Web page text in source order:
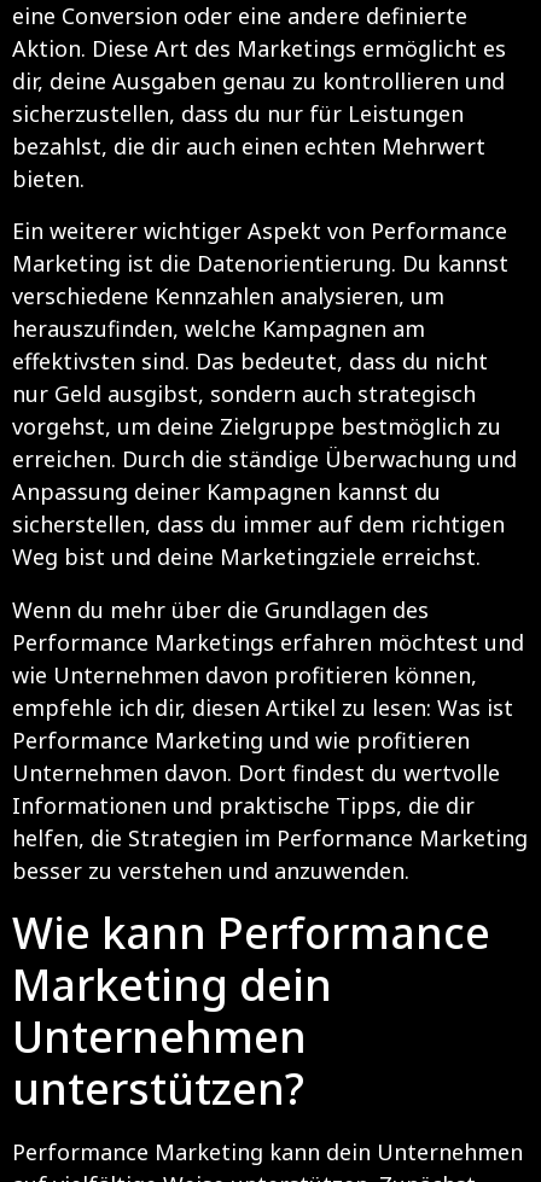
eine Conversion oder eine andere definierte
Aktion. Diese Art des Marketings ermöglicht es
dir, deine Ausgaben genau zu kontrollieren und
sicherzustellen, dass du nur für Leistungen
bezahlst, die dir auch einen echten Mehrwert
bieten.
Ein weiterer wichtiger Aspekt von Performance
Marketing ist die Datenorientierung. Du kannst
verschiedene Kennzahlen analysieren, um
herauszufinden, welche Kampagnen am
effektivsten sind. Das bedeutet, dass du nicht
nur Geld ausgibst, sondern auch strategisch
vorgehst, um deine Zielgruppe bestmöglich zu
erreichen. Durch die ständige Überwachung und
Anpassung deiner Kampagnen kannst du
sicherstellen, dass du immer auf dem richtigen
Weg bist und deine Marketingziele erreichst.
Wenn du mehr über die Grundlagen des
Performance Marketings erfahren möchtest und
wie Unternehmen davon profitieren können,
empfehle ich dir, diesen Artikel zu lesen: Was ist
Performance Marketing und wie profitieren
Unternehmen davon. Dort findest du wertvolle
Informationen und praktische Tipps, die dir
helfen, die Strategien im Performance Marketing
besser zu verstehen und anzuwenden.
Wie kann Performance
Marketing dein
Unternehmen
unterstützen?
Performance Marketing kann dein Unternehmen